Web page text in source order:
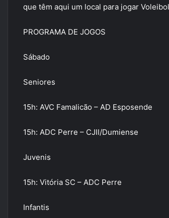
que têm aqui um local para jogar
PROGRAMA DE JOGOS
Sábado
Seniores
15h: AVC Famalicão – AD Esposende
15h: ADC Perre – CJII/Dumiense
Juvenis
15h: Vitória SC – ADC Perre
Infantis